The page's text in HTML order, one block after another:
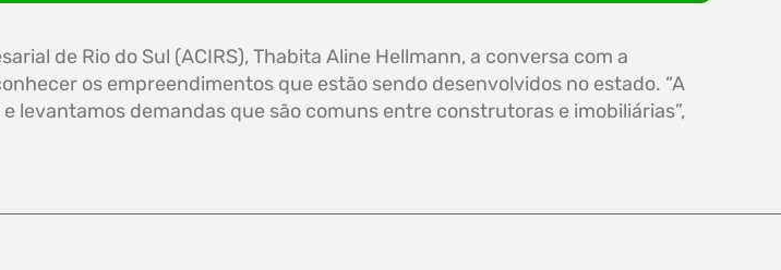
de Rio do Sul (ACIRS), Thabita Aline Hellmann, a conversa com a
os empreendimentos que estão sendo desenvolvidos no estado. “A
demandas que são comuns entre construtoras e imobiliárias”,